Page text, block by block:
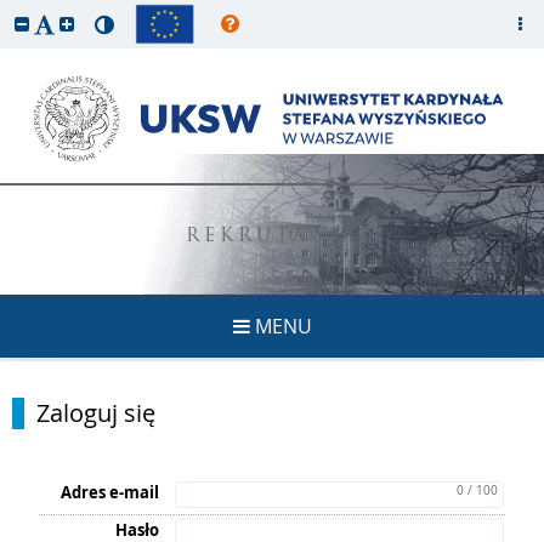
REKRUTACJA
MENU
Zaloguj się
Adres e-mail 0 / 100
Hasło